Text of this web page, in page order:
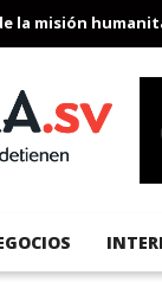
humanitaria